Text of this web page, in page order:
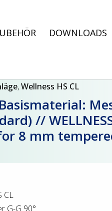
DOWNLOADS
,Wellness HS CL
//
8 mm
CL
G-G 90°